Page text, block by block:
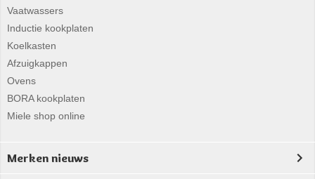
Vaatwassers
Inductie kookplaten
Koelkasten
Afzuigkappen
Ovens
BORA kookplaten
Miele shop online
Merken nieuws